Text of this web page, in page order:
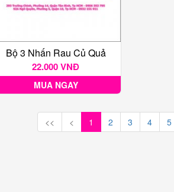
Bộ 3 Nhấn Rau Củ Quả
22.000 VNĐ
MUA NGAY
<< < 1 2 3 4 5